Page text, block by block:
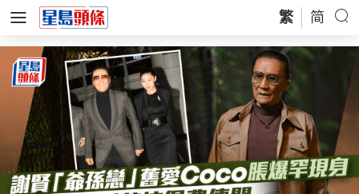
繁 简